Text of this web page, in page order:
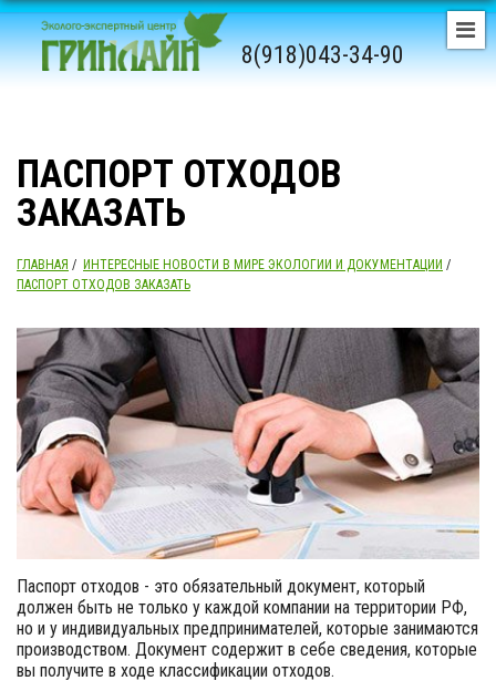
8(918)043-34-90
ПАСПОРТ ОТХОДОВ
ЗАКАЗАТЬ
ГЛАВНАЯ / ИНТЕРЕСНЫЕ НОВОСТИ В МИРЕ ЭКОЛОГИИ И ДОКУМЕНТАЦИИ /
ПАСПОРТ ОТХОДОВ ЗАКАЗАТЬ
Паспорт отходов - это обязательный документ, который
должен быть не только у каждой компании на территории РФ,
но и у индивидуальных предпринимателей, которые занимаются
производством. Документ содержит в себе сведения, которые
вы получите в ходе классификации отходов.